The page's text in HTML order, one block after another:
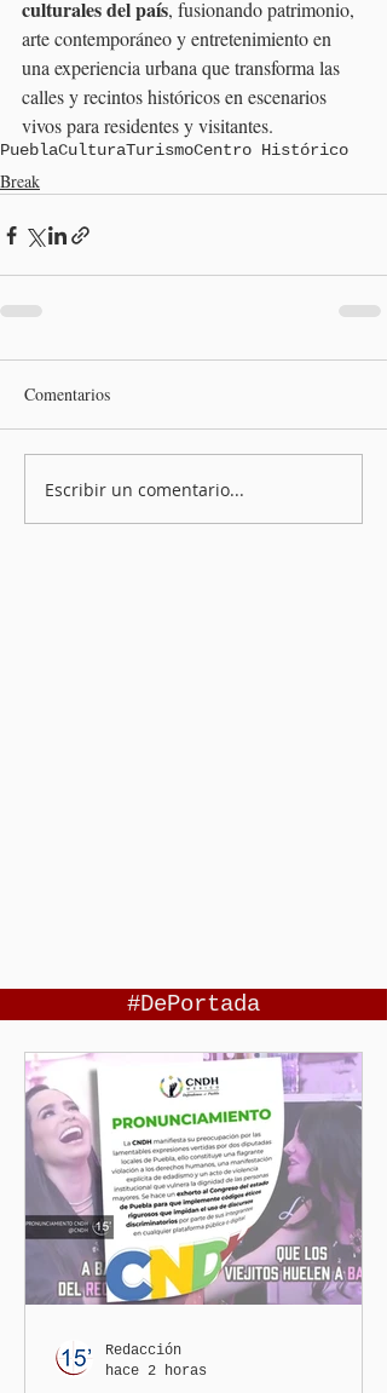
culturales del país, fusionando patrimonio,
arte contemporáneo y entretenimiento en
una experiencia urbana que transforma las
calles y recintos históricos en escenarios
vivos para residentes y visitantes.
PueblaCulturaTurismoCentro Histórico
Break
Comentarios
Escribir un comentario...
#DePortada
Redacción
hace 2 horas